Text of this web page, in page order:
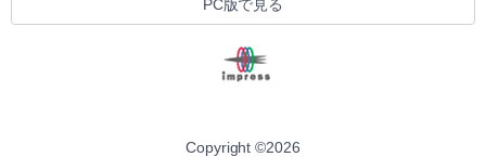
PC版で見る
Copyright ©2026